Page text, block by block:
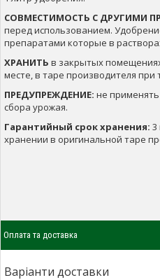
СОВМЕСТИМОСТЬ С ДРУГИМИ
перед использованием.
препаратами которые в
ХРАНИТЬ в закрытых
месте, в таре производителя при
ПРЕДУПРЕЖДЕНИЕ: не
сбора урожая.
Гарантийный срок хранения: 3
хранении в оригинальной таре
Оплата та доставка
Варіанти доставки